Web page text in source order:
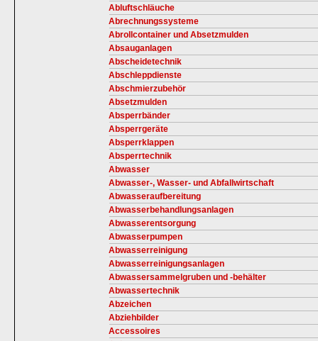
Abluftschläuche
Abrechnungssysteme
Abrollcontainer und Absetzmulden
Absauganlagen
Abscheidetechnik
Abschleppdienste
Abschmierzubehör
Absetzmulden
Absperrbänder
Absperrgeräte
Absperrklappen
Absperrtechnik
Abwasser
Abwasser-, Wasser- und Abfallwirtschaft
Abwasseraufbereitung
Abwasserbehandlungsanlagen
Abwasserentsorgung
Abwasserpumpen
Abwasserreinigung
Abwasserreinigungsanlagen
Abwassersammelgruben und -behälter
Abwassertechnik
Abzeichen
Abziehbilder
Accessoires